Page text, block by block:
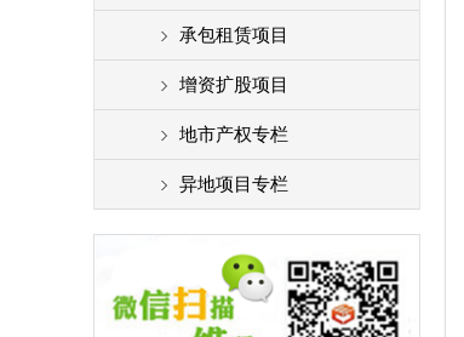
承包租赁项目
增资扩股项目
地市产权专栏
异地项目专栏